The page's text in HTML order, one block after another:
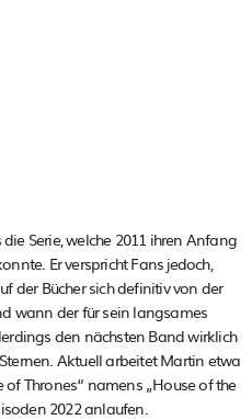
Serie, welche 2011 ihren Anfang
Er verspricht Fans jedoch,
der Bücher sich definitiv von der
wann der für sein langsames
den nächsten Band wirklich
Aktuell arbeitet Martin etwa
Thrones“ namens „House of the
2022 anlaufen.